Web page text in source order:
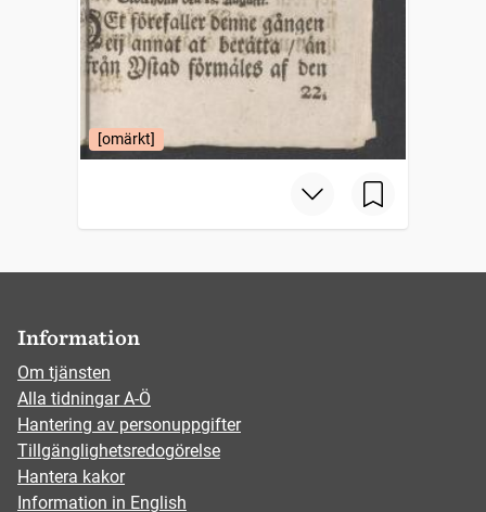
[omärkt]
Information
Om tjänsten
Alla tidningar A-Ö
Hantering av personuppgifter
Tillgänglighetsredogörelse
Hantera kakor
Information in English